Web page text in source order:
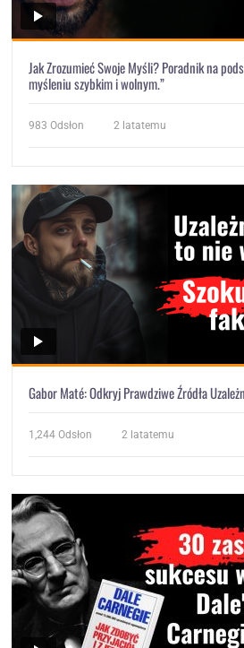
Jak Zrozumieć Swoje Myśli? Poradnik na
myśleniu szybkim i wolnym.”
983 Odsłon 2 latatemu
Gabor Maté: Odkryj Prawdziwe Źródła
1,244 Odsłon 2 latatemu